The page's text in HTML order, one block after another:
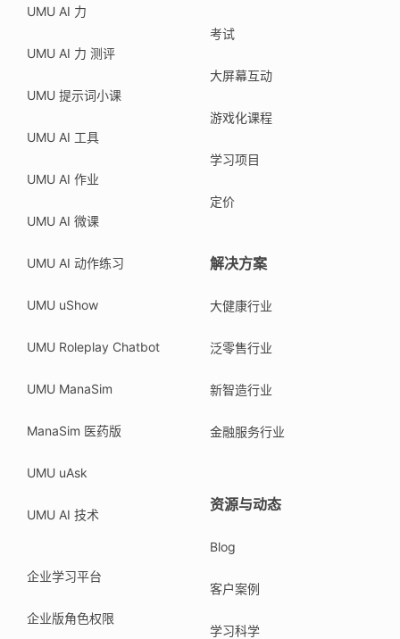
UMU AI 力
UMU AI 力 测评
UMU 提示词小课
UMU AI 工具
UMU AI 作业
UMU AI 微课
UMU AI 动作练习
UMU uShow
UMU Roleplay Chatbot
UMU ManaSim
ManaSim 医药版
UMU uAsk
UMU AI 技术
企业学习平台
企业版角色权限
考试
大屏幕互动
游戏化课程
学习项目
定价
解决方案
大健康行业
泛零售行业
新智造行业
金融服务行业
资源与动态
Blog
客户案例
学习科学